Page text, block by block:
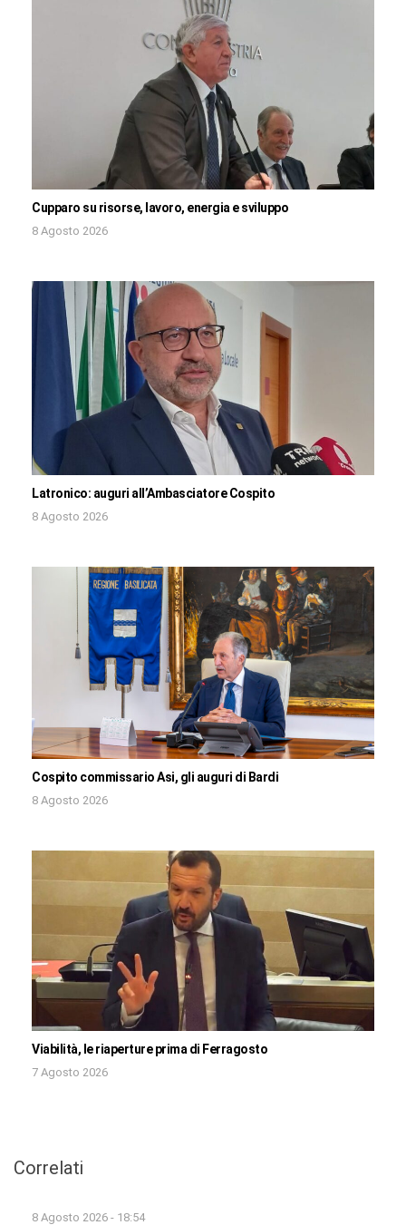
Cupparo su risorse, lavoro, energia e sviluppo
8 Agosto 2026
Latronico: auguri all’Ambasciatore Cospito
8 Agosto 2026
Cospito commissario Asi, gli auguri di Bardi
8 Agosto 2026
Viabilità, le riaperture prima di Ferragosto
7 Agosto 2026
Correlati
8 Agosto 2026 - 18:54